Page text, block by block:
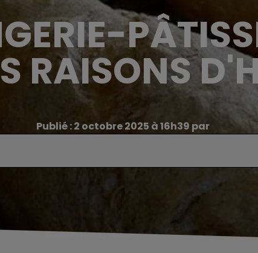
RAISONS
Publié : 2 octobre 2025 à 16h39 par